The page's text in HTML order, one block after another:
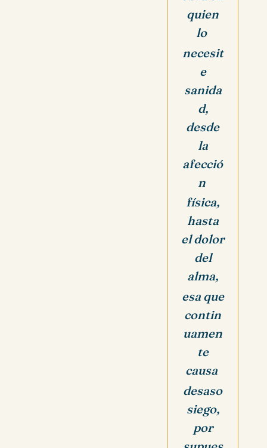
quien
lo
necesit
e
sanida
d,
desde
la
afecció
n
física,
hasta
el dolor
del
alma,
esa que
contin
uamen
te
causa
desaso
siego,
por